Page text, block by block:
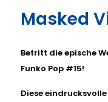
Masked
Betritt die epische
Funko Pop #15!
Diese